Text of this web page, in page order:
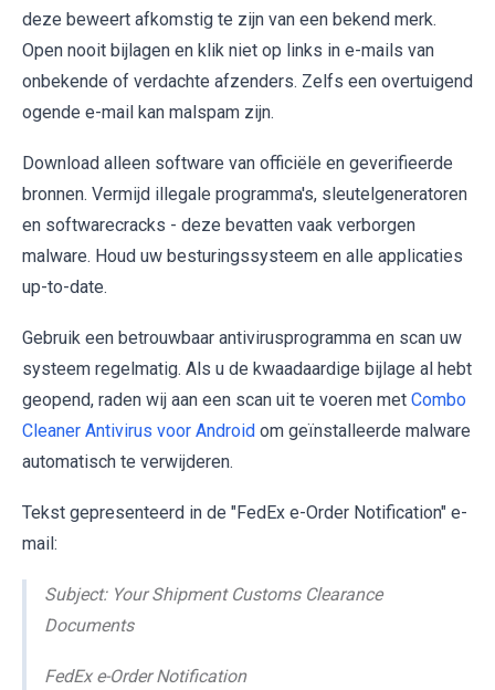
deze beweert afkomstig te zijn van een bekend merk.
Open nooit bijlagen en klik niet op links in e-mails van
onbekende of verdachte afzenders. Zelfs een overtuigend
ogende e-mail kan malspam zijn.
Download alleen software van officiële en geverifieerde
bronnen. Vermijd illegale programma's, sleutelgeneratoren
en softwarecracks - deze bevatten vaak verborgen
malware. Houd uw besturingssysteem en alle applicaties
up-to-date.
Gebruik een betrouwbaar antivirusprogramma en scan uw
systeem regelmatig. Als u de kwaadaardige bijlage al hebt
geopend, raden wij aan een scan uit te voeren met Combo
Cleaner Antivirus voor Android om geïnstalleerde malware
automatisch te verwijderen.
Tekst gepresenteerd in de "FedEx e-Order Notification" e-
mail:
Subject: Your Shipment Customs Clearance
Documents
FedEx e-Order Notification